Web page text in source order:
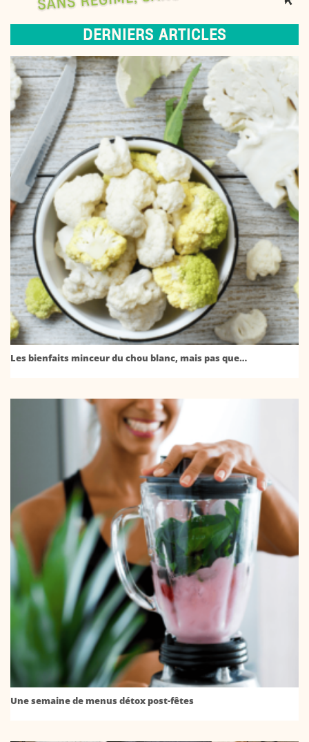
DERNIERS ARTICLES
Les bienfaits minceur du chou blanc, mais pas que…
Une semaine de menus détox post-fêtes